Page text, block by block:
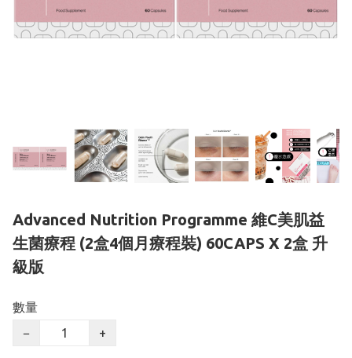
Advanced Nutrition Programme 維C美肌益
生菌療程 (2盒4個月療程裝) 60CAPS X 2盒 升
級版
數量
−
+